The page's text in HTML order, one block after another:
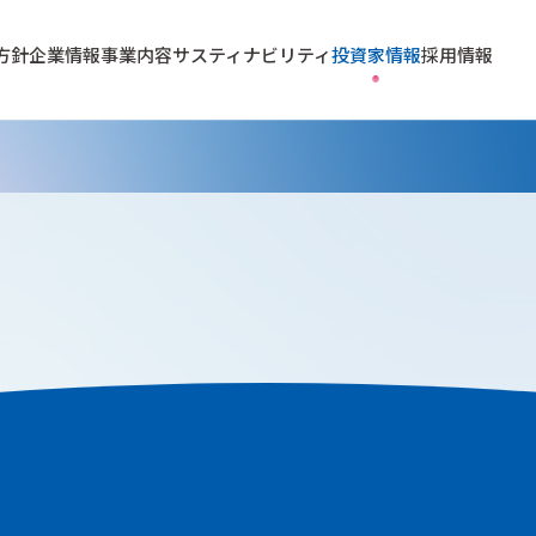
針企業情報事業内容サスティナビリティ投資家情報採用情報